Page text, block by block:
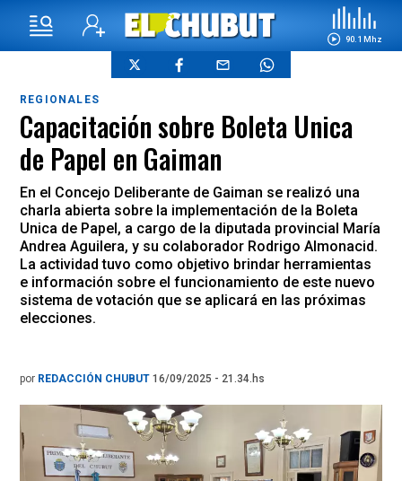
90.1 Mhz
REGIONALES
Capacitación sobre Boleta Unica
de Papel en Gaiman
En el Concejo Deliberante de Gaiman se realizó una
charla abierta sobre la implementación de la Boleta
Unica de Papel, a cargo de la diputada provincial María
Andrea Aguilera, y su colaborador Rodrigo Almonacid.
La actividad tuvo como objetivo brindar herramientas
e información sobre el funcionamiento de este nuevo
sistema de votación que se aplicará en las próximas
elecciones.
por REDACCIÓN CHUBUT 16/09/2025 - 21.34.hs